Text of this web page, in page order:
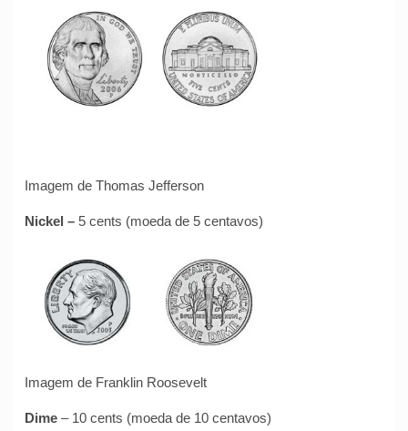
Imagem de Thomas Jefferson
Nickel – 5 cents (moeda de 5 centavos)
Imagem de Franklin Roosevelt
Dime – 10 cents (moeda de 10 centavos)